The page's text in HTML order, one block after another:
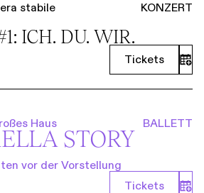
stabile KONZERT
ICH. DU. WIR.
Tickets
Haus BALLETT
STORY
vor der Vorstellung
Tickets